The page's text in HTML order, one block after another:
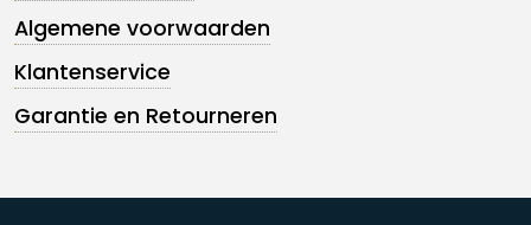
Algemene voorwaarden
Klantenservice
Garantie en Retourneren